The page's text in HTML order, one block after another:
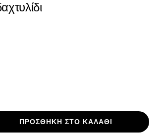
ΠΡΟΣΘΉΚΗ ΣΤΟ ΚΑΛΆΘΙ